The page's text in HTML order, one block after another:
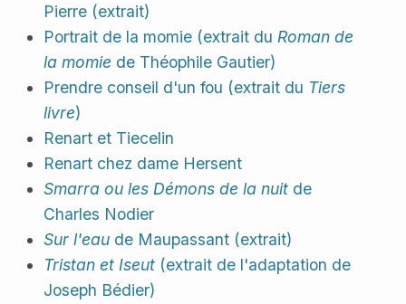
Pierre (extrait)
Portrait de la momie (extrait du Roman de
la momie de Théophile Gautier)
Prendre conseil d'un fou (extrait du Tiers
livre)
Renart et Tiecelin
Renart chez dame Hersent
Smarra ou les Démons de la nuit de
Charles Nodier
Sur l'eau de Maupassant (extrait)
Tristan et Iseut (extrait de l'adaptation de
Joseph Bédier)